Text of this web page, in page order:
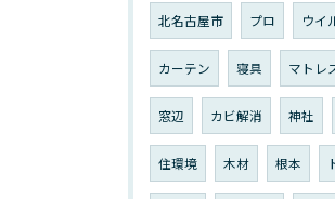
北名古屋市 プロ ウイ
カーテン 寝具 マトレ
窓辺 カビ解消 神社
住環境 木材 根本